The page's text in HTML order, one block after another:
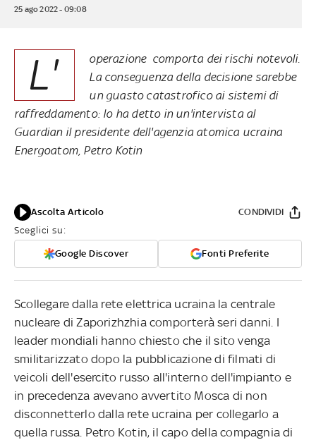
25 ago 2022 - 09:08
L'
operazione comporta dei rischi notevoli.
La conseguenza della decisione sarebbe
un guasto catastrofico ai sistemi di
raffreddamento: lo ha detto in un'intervista al
Guardian il presidente dell'agenzia atomica ucraina
Energoatom, Petro Kotin
Ascolta Articolo
Sceglici su:
Google Discover Fonti Preferite
CONDIVIDI
Scollegare dalla rete elettrica ucraina la centrale
nucleare di Zaporizhzhia comporterà seri danni. I
leader mondiali hanno chiesto che il sito venga
smilitarizzato dopo la pubblicazione di filmati di
veicoli dell'esercito russo all'interno dell'impianto e
in precedenza avevano avvertito Mosca di non
disconnetterlo dalla rete ucraina per collegarlo a
quella russa. Petro Kotin, il capo della compagnia di